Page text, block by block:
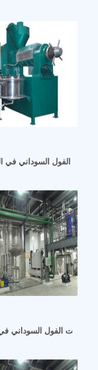
زيت الفول السوداني في
زيت الفول السوداني
زيت الفول السوداني في